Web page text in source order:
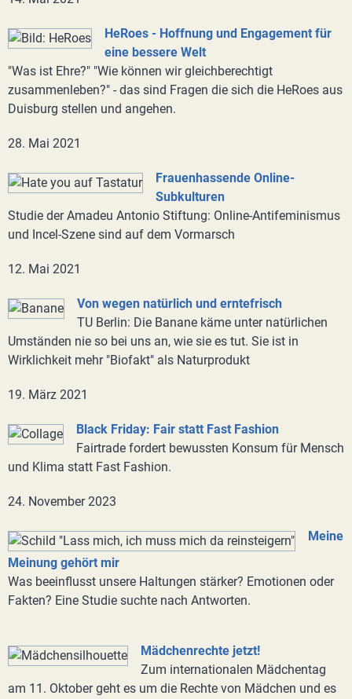
HeRoes - Hoffnung und Engagement für
eine bessere Welt
"Was ist Ehre?" "Wie können wir gleichberechtigt
zusammenleben?" - das sind Fragen die sich die HeRoes aus
Duisburg stellen und angehen.
28. Mai 2021
Frauenhassende Online-
Subkulturen
Studie der Amadeu Antonio Stiftung: Online-Antifeminismus
und Incel-Szene sind auf dem Vormarsch
12. Mai 2021
Von wegen natürlich und erntefrisch
TU Berlin: Die Banane käme unter natürlichen
Umständen nie so bei uns an, wie sie es tut. Sie ist in
Wirklichkeit mehr "Biofakt" als Naturprodukt
19. März 2021
Black Friday: Fair statt Fast Fashion
Fairtrade fordert bewussten Konsum für Mensch
und Klima statt Fast Fashion.
24. November 2023
Meine
Meinung gehört mir
Was beeinflusst unsere Haltungen stärker? Emotionen oder
Fakten? Eine Studie suchte nach Antworten.
Mädchenrechte jetzt!
Zum internationalen Mädchentag
am 11. Oktober geht es um die Rechte von Mädchen und es